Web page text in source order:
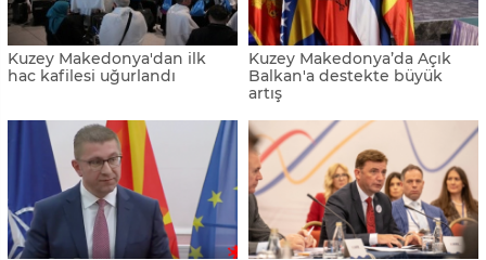
Kuzey Makedonya'dan ilk
hac kafilesi uğurlandı
Kuzey Makedonya’da Açık
Balkan'a destekte büyük
artış